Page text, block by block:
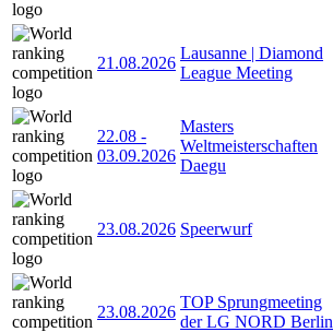
21.08.2026
Lausanne | Diamond
League Meeting
22.08 -
03.09.2026
Masters
Weltmeisterschaften
Daegu
23.08.2026 Speerwurf
23.08.2026
TOP Sprungmeeting
der LG NORD Berlin